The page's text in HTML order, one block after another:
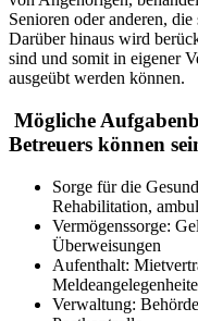
Senioren oder anderen,
Darüber hinaus wird
sind und somit in eigener
ausgeübt werden können.
Mögliche
Betreuers können
Sorge für die
Rehabilitation,
Vermögenssorge:
Überweisungen
Aufenthalt:
Verwaltung: